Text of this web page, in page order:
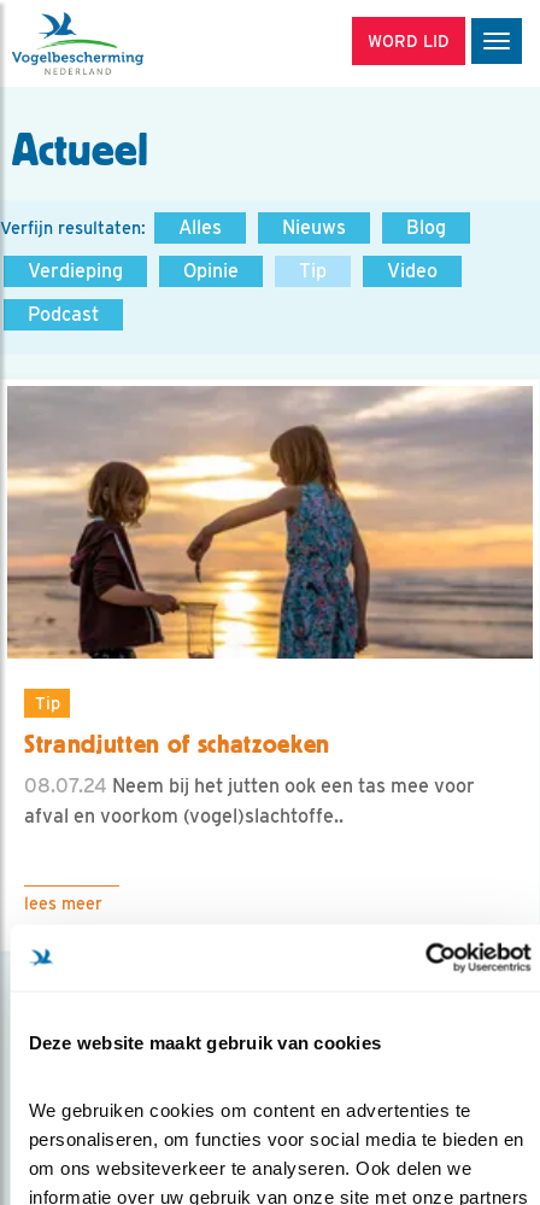
Deze website maakt gebruik van cookies
We gebruiken cookies om content en advertenties te
personaliseren, om functies voor social media te bieden en
om ons websiteverkeer te analyseren. Ook delen we
informatie over uw gebruik van onze site met onze partners
WORD LID
Actueel
Verfijn resultaten: Alles Nieuws
Blog
Verdieping
Opinie Tip
Video
Podcast
Tip
Strandjutten of schatzoeken
08.07.24 Neem bij het jutten ook een tas mee voor
afval en voorkom (vogel)slachtoffe..
lees meer
Op de hoogte blijven?